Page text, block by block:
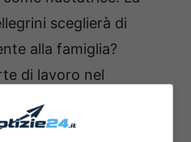
sceglierà di
alla famiglia?
di lavoro nel
progetto nel
per tanti anni è stato